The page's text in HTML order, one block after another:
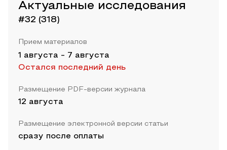
Актуальные исследования
#32 (318)
Прием материалов
1 августа - 7 августа
Остался последний день
Размещение PDF-версии журнала
12 августа
Размещение электронной версии статьи
сразу после оплаты